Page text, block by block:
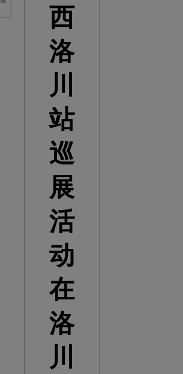
西
洛
川
站
巡
展
活
动
在
洛
川